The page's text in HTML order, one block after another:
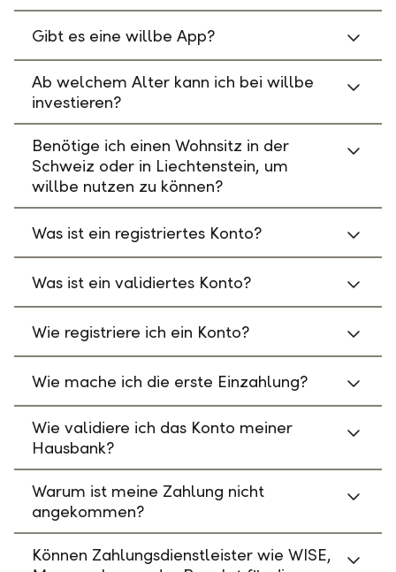
Gibt es eine willbe App?
Ab welchem Alter kann ich bei willbe
investieren?
Benötige ich einen Wohnsitz in der
Schweiz oder in Liechtenstein, um
willbe nutzen zu können?
Was ist ein registriertes Konto?
Was ist ein validiertes Konto?
Wie registriere ich ein Konto?
Wie mache ich die erste Einzahlung?
Wie validiere ich das Konto meiner
Hausbank?
Warum ist meine Zahlung nicht
angekommen?
Können Zahlungsdienstleister wie WISE,